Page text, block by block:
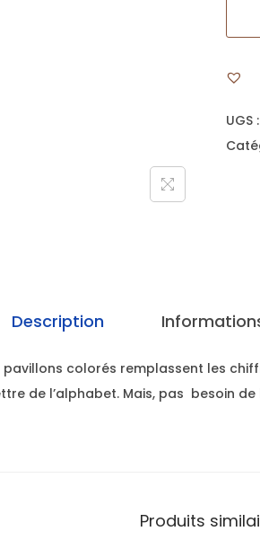
UGS :
Description
pavillons colorés remplassent les
de l’alphabet. Mais, pas besoin
Produits